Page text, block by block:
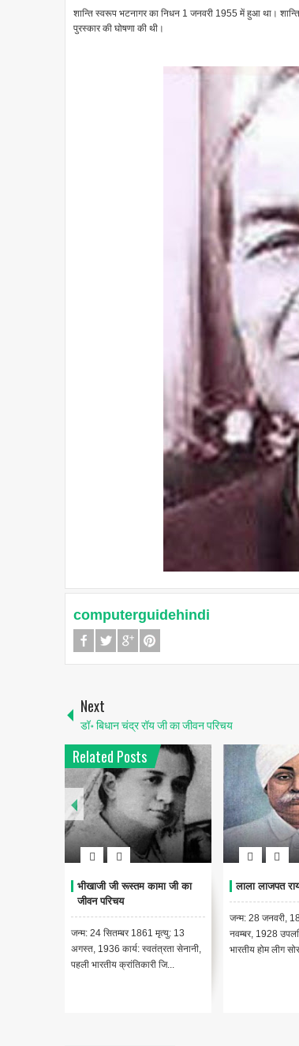
शान्ति स्वरूप भटनागर का निधन 1 जनवरी 1955 में हुआ था।
पुरस्कार की घोषणा की थी।
computerguidehindi
Next
डॉ॰ बिधान चंद्र रॉय जी का जीवन परिचय
Related Posts
भीखाजी जी रूस्तम कामा जी का
जीवन परिचय
जन्म: 24 सितम्बर 1861 मृत्यु: 13
अगस्त, 1936 कार्य: स्वतंत्रता सेनानी,
पहली भारतीय क्रांतिकारी जि...
लाला लाजपत
जन्म: 28 जनवरी,
नवम्बर, 1928
भारतीय होम लीग